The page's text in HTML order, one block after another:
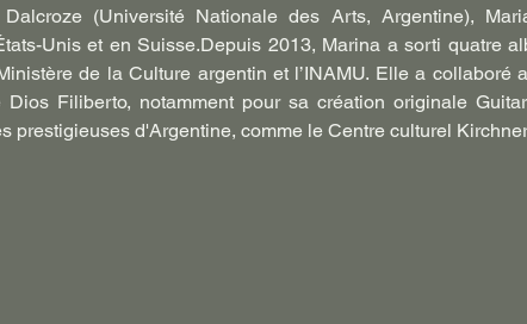
(Université Nationale des Arts, Argentine),
Unis et en Suisse.Depuis 2013, Marina a sorti quatre
de la Culture argentin et l’INAMU. Elle a collaboré
Filiberto, notamment pour sa création originale
prestigieuses d'Argentine, comme le Centre culturel